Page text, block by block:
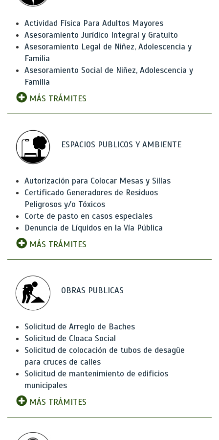
Actividad Física Para Adultos Mayores
Asesoramiento Jurídico Integral y Gratuito
Asesoramiento Legal de Niñez, Adolescencia y
Familia
Asesoramiento Social de Niñez, Adolescencia y
Familia
MÁS TRÁMITES
ESPACIOS PUBLICOS Y AMBIENTE
Autorización para Colocar Mesas y Sillas
Certificado Generadores de Residuos
Peligrosos y/o Tóxicos
Corte de pasto en casos especiales
Denuncia de Líquidos en la Vía Pública
MÁS TRÁMITES
OBRAS PUBLICAS
Solicitud de Arreglo de Baches
Solicitud de Cloaca Social
Solicitud de colocación de tubos de desagüe
para cruces de calles
Solicitud de mantenimiento de edificios
municipales
MÁS TRÁMITES